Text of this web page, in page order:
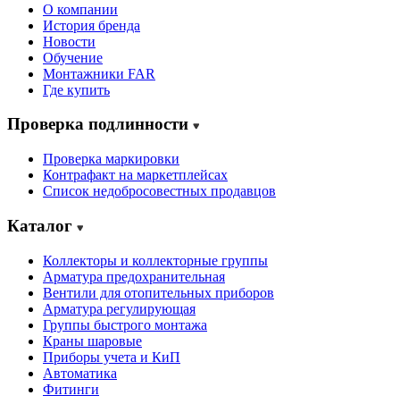
О компании
История бренда
Новости
Обучение
Монтажники FAR
Где купить
Проверка подлинности
Проверка маркировки
Контрафакт на маркетплейсах
Cписок недобросовестных продавцов
Каталог
Коллекторы и коллекторные группы
Арматура предохранительная
Вентили для отопительных приборов
Арматура регулирующая
Группы быстрого монтажа
Краны шаровые
Приборы учета и КиП
Автоматика
Фитинги